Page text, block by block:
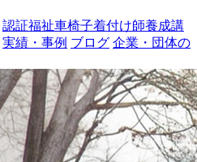
認証福祉車椅子着付け師養成講
実績・事例 ブログ 企業・団体の